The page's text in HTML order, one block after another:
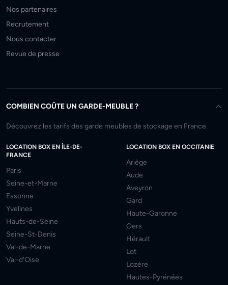
Nos partenaires
Recrutement
Nous contacter
Revue de presse
COMBIEN COÛTE UN GARDE-MEUBLE ?
Découvrez les tarifs des garde meubles de stockage en France.
LOCATION BOX EN ÎLE-DE-
FRANCE
Paris
Seine-et-Marne
Essonne
Yvelines
Hauts-de-Seine
Seine-St-Denis
Val-de-Marne
Val-d'Oise
LOCATION BOX EN OCCITANIE
Ariège
Aude
Aveyron
Gard
Haute-Garonne
Gers
Hérault
Lot
Lozère
Hautes-Pyrénées